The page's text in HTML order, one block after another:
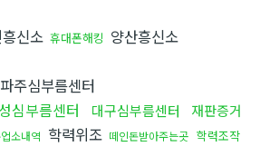
신소 휴대폰해킹 양산흥신소
파주심부름센터
심부름센터 대구심부름센터
재판증거
소내역 학력위조 떼인돈받아주는곳 학력조작